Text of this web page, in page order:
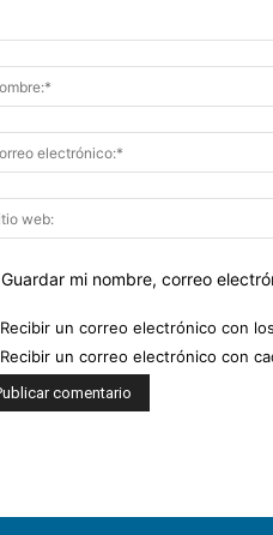
Guardar mi nombre, correo
Recibir un correo electrónico con
Recibir un correo electrónico con